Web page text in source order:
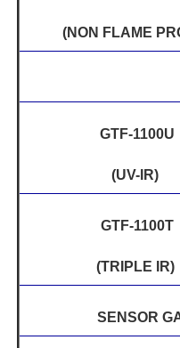
(NON FLAME
GTF-1100U
(UV-IR)
GTF-1100T
(TRIPLE IR)
SENSOR